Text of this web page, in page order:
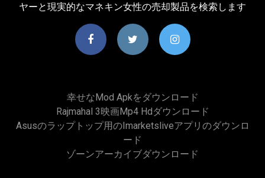
ヤーと現実的なマネキン女性の売却製品を検索します
幸せなmod Apkをダウンロード
Rajmahal 3映画mp4 Hdダウンロード
Asusのラップトップ用のimarketsliveアプリのダウンロ
ード
ゾーンアーカイブダウンロード